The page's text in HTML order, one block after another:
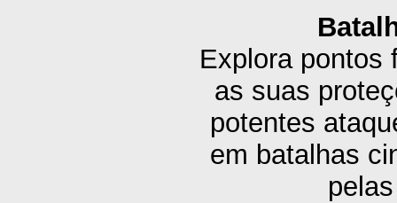
Explora pontos
as suas
potentes
em batalhas